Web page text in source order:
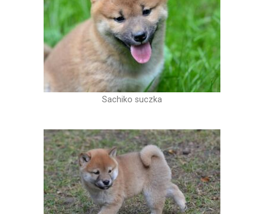
Sachiko suczka